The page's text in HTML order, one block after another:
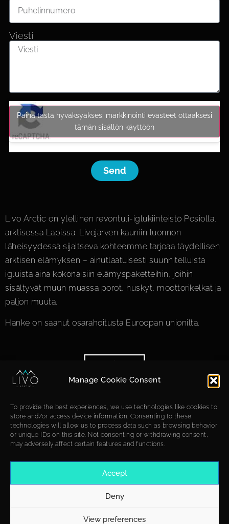
Manage Cookie Consent
To provide the best experiences, we use technologies like cookies to
store and/or access device information. Consenting to these
technologies will allow us to process data such as browsing behavior
or unique IDs on this site. Not consenting or withdrawing consent,
may adversely affect certain features and functions.
Accept
Deny
View preferences
Viesti
Paina tästä hyväksyäksesi markkinointi evästeet ottaaksesi
tämän sisällön käyttöön
Send
Livo Arctic on ylellinen revontuli-iglukiinteistö Posiolla,
arktisessa Lapissa. Livojärven kauniin luonnon
läheisyydessä sijaitseva kohteemme tarjoaa täydellisen
arktisen elämyksen – ainutlaatuisesti suunnitelluista
igluista aina kokonaisiin elämys­paketteihin, joihin
sisältyvät muun muassa porot, huskyt, moottorikelkat ja
paljon muuta.
Hanke on saanut osarahoitusta Euroopan unionilta.